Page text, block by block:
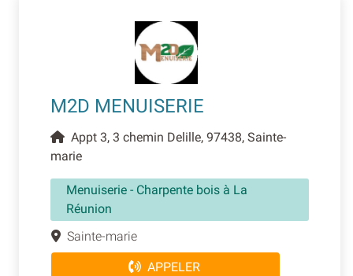
M2D MENUISERIE
Appt 3, 3 chemin Delille, 97438, Sainte-
marie
Menuiserie - Charpente bois à La
Réunion
Sainte-marie
APPELER